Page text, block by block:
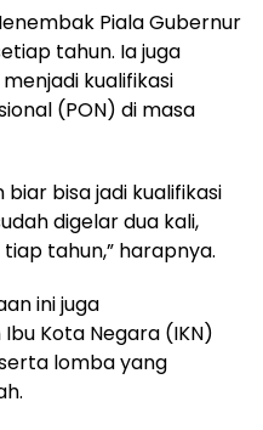
Piala Gubernur
tahun. Ia juga
kualifikasi
(PON) di masa
bisa jadi kualifikasi
digelar dua kali,
tahun,” harapnya.
ini juga
Kota Negara (IKN)
lomba yang